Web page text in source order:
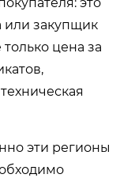
или закупщик
цена за
эти регионы